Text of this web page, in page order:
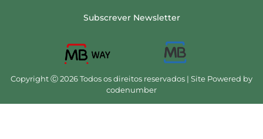
Subscrever Newsletter
Copyright Ⓒ 2026 Todos os direitos reservados | Site Powered by
codenumber